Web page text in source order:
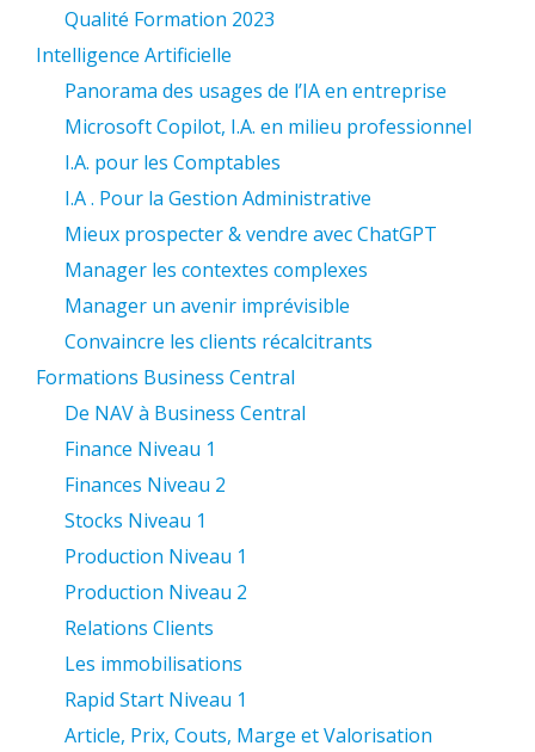
Qualité Formation 2023
Intelligence Artificielle
Panorama des usages de l’IA en entreprise
Microsoft Copilot, I.A. en milieu professionnel
I.A. pour les Comptables
I.A . Pour la Gestion Administrative
Mieux prospecter & vendre avec ChatGPT
Manager les contextes complexes
Manager un avenir imprévisible
Convaincre les clients récalcitrants
Formations Business Central
De NAV à Business Central
Finance Niveau 1
Finances Niveau 2
Stocks Niveau 1
Production Niveau 1
Production Niveau 2
Relations Clients
Les immobilisations
Rapid Start Niveau 1
Article, Prix, Couts, Marge et Valorisation